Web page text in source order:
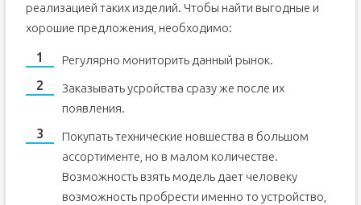
реализацией таких изделий. Чтобы найти выгодные и
хорошие предложения, необходимо:
Регулярно мониторить данный рынок.
Заказывать усройства сразу же после их
появления.
Покупать технические новшества в большом
ассортименте, но в малом количестве.
Возможность взять модель дает человеку
возможность пробрести именно то устройство,